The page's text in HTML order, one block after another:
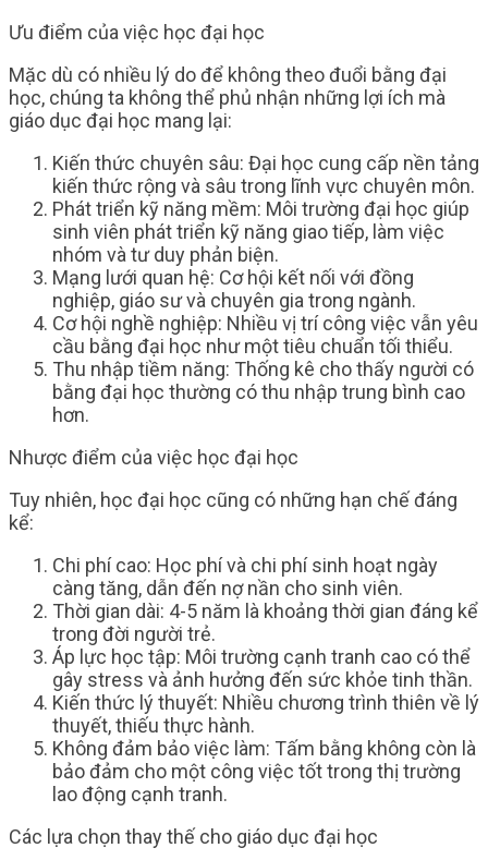
Ưu điểm của việc học đại học
Mặc dù có nhiều lý do để không theo đuổi bằng đại
học, chúng ta không thể phủ nhận những lợi ích mà
giáo dục đại học mang lại:
Kiến thức chuyên sâu: Đại học cung cấp nền tảng
kiến thức rộng và sâu trong lĩnh vực chuyên môn.
Phát triển kỹ năng mềm: Môi trường đại học giúp
sinh viên phát triển kỹ năng giao tiếp, làm việc
nhóm và tư duy phản biện.
Mạng lưới quan hệ: Cơ hội kết nối với đồng
nghiệp, giáo sư và chuyên gia trong ngành.
Cơ hội nghề nghiệp: Nhiều vị trí công việc vẫn yêu
cầu bằng đại học như một tiêu chuẩn tối thiểu.
Thu nhập tiềm năng: Thống kê cho thấy người có
bằng đại học thường có thu nhập trung bình cao
hơn.
Nhược điểm của việc học đại học
Tuy nhiên, học đại học cũng có những hạn chế đáng
kể:
Chi phí cao: Học phí và chi phí sinh hoạt ngày
càng tăng, dẫn đến nợ nần cho sinh viên.
Thời gian dài: 4-5 năm là khoảng thời gian đáng kể
trong đời người trẻ.
Áp lực học tập: Môi trường cạnh tranh cao có thể
gây stress và ảnh hưởng đến sức khỏe tinh thần.
Kiến thức lý thuyết: Nhiều chương trình thiên về lý
thuyết, thiếu thực hành.
Không đảm bảo việc làm: Tấm bằng không còn là
bảo đảm cho một công việc tốt trong thị trường
lao động cạnh tranh.
Các lựa chọn thay thế cho giáo dục đại học